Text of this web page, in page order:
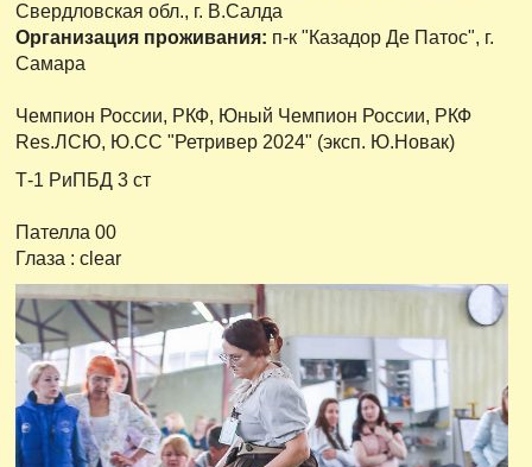
Свердловская обл., г. В.Салда
Организация проживания: п-к "Казадор Де Патос", г.
Самара
Чемпион России, РКФ, Юный Чемпион России, РКФ
Res.ЛСЮ, Ю.СС "Ретривер 2024" (эксп. Ю.Новак)
Т-1 РиПБД 3 ст
Пателла 00
Глаза : clear